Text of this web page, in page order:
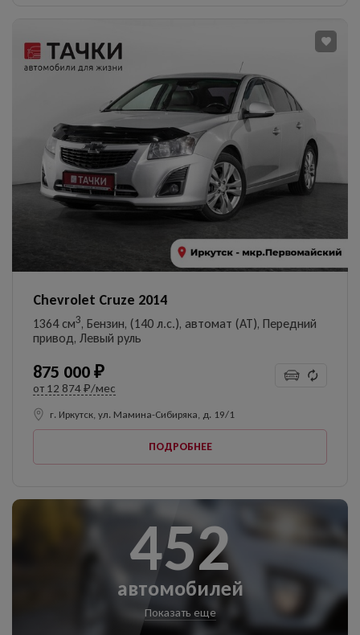
Chevrolet Cruze 2014
1364 см3, Бензин, (140 л.с.), автомат (AT), Передний
привод, Левый руль
875 000 ₽
от 12 874 ₽/мес
г. Иркутск, ул. Мамина-Сибиряка, д. 19/1
ПОДРОБНЕЕ
452
автомобилей
Показать еще